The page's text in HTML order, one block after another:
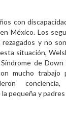
con
México. Los
y no
situación,
de Down
mucho trabajo
pequeña y